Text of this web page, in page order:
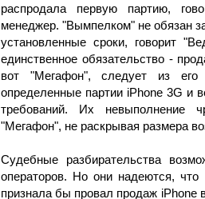
распродала первую партию,
менеджер. "Вымпелком" не обязан
установленные сроки, говорит
единственное обязательство -
вот "Мегафон", следует из его
определенные партии iPhone 3G и
требований. Их невыполнение
"Мегафон", не раскрывая размера
Судебные разбирательства
операторов. Но они надеются,
признала бы провал продаж iPhone